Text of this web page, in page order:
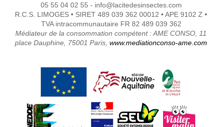
05 55 04 02 55 - info@lacitedesinsectes.com
R.C.S. LIMOGES • SIRET 489 039 362 00012 • APE 9102 Z •
TVA intracommunautaire FR 82 489 039 362
Médiateur de la consommation compétent : AME CONSO, 11
place Dauphine, 75001 Paris, www.mediationconso-ame.com